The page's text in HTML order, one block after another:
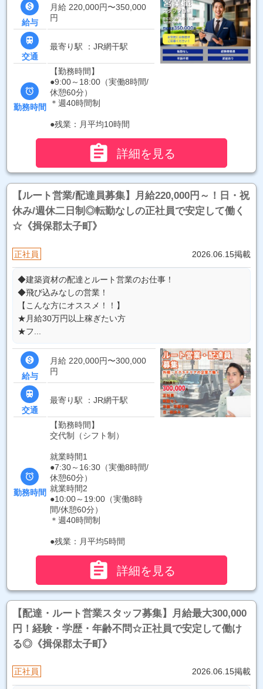

給与
月給 220,000円〜350,000
円

交通
最寄り駅 ：JR網干駅

勤務時間
【勤務時間】
●9:00～18:00（実働8時間/
休憩60分）
＊週40時間制
●残業：月平均10時間
 詳細を見る
【ルート営業/配達員募集】月給220,000円～！日・祝
休み/週休二日制◎転勤なしの正社員で安定して働く
☆《揖保郡太子町》
正社員 2026.06.15掲載
◆建築資材の配達とルート営業のお仕事！
◆飛び込みなしの営業！
【こんな方にオススメ！！】
★月給30万円以上稼ぎたい方
★フ...

給与
月給 220,000円〜300,000
円

交通
最寄り駅 ：JR網干駅

勤務時間
【勤務時間】
交代制（シフト制）
就業時間1
●7:30～16:30（実働8時間/
休憩60分）
就業時間2
●10:00～19:00（実働8時
間/休憩60分）
＊週40時間制
●残業：月平均5時間
 詳細を見る
【配達・ルート営業スタッフ募集】月給最大300,000
円！経験・学歴・年齢不問☆正社員で安定して働け
る◎《揖保郡太子町》
正社員 2026.06.15掲載